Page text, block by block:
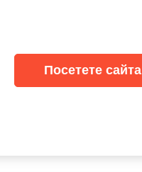
Посетете сайта